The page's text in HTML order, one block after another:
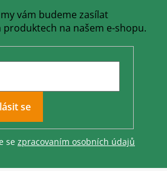
vám budeme zasílat
na našem e-shopu.
se
se zpracovaním osobních údajů